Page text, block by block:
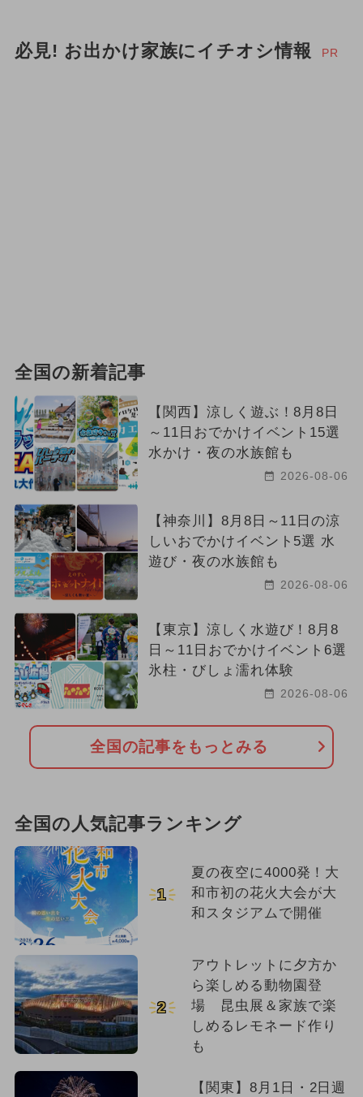
必見! お出かけ家族にイチオシ情報 PR
全国の新着記事
【関西】涼しく遊ぶ！8月8日
～11日おでかけイベント15選
水かけ・夜の水族館も
2026-08-06
【神奈川】8月8日～11日の涼
しいおでかけイベント5選 水
遊び・夜の水族館も
2026-08-06
【東京】涼しく水遊び！8月8
日～11日おでかけイベント6選
氷柱・びしょ濡れ体験
2026-08-06
全国の記事をもっとみる
全国の人気記事ランキング
1
夏の夜空に4000発！大
和市初の花火大会が大
和スタジアムで開催
2
アウトレットに夕方か
ら楽しめる動物園登
場 昆虫展＆家族で楽
しめるレモネード作り
も
【関東】8月1日・2日週